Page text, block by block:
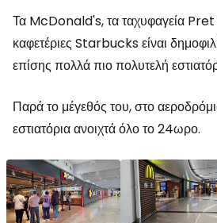
Τα McDonald's, τα ταχυφαγεία
καφετέριες Starbucks είναι
επίσης πολλά πιο πολυτελή
Παρά το μέγεθός του, στο
εστιατόρια ανοιχτά όλο το 24ωρο.